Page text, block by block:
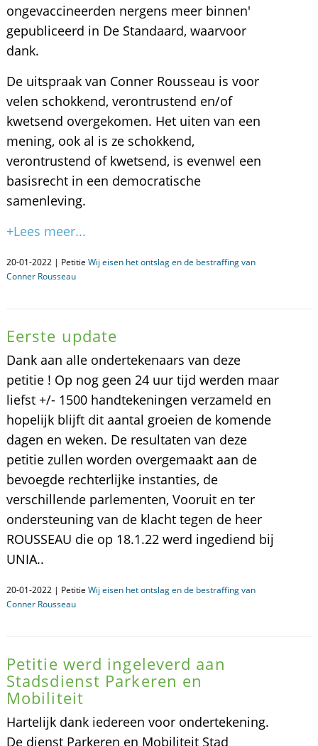
ongevaccineerden nergens meer binnen'
gepubliceerd in De Standaard, waarvoor
dank.
De uitspraak van Conner Rousseau is voor
velen schokkend, verontrustend en/of
kwetsend overgekomen. Het uiten van een
mening, ook al is ze schokkend,
verontrustend of kwetsend, is evenwel een
basisrecht in een democratische
samenleving.
+Lees meer...
20-01-2022 | Petitie Wij eisen het ontslag en de bestraffing van
Conner Rousseau
Eerste update
Dank aan alle ondertekenaars van deze
petitie ! Op nog geen 24 uur tijd werden maar
liefst +/- 1500 handtekeningen verzameld en
hopelijk blijft dit aantal groeien de komende
dagen en weken. De resultaten van deze
petitie zullen worden overgemaakt aan de
bevoegde rechterlijke instanties, de
verschillende parlementen, Vooruit en ter
ondersteuning van de klacht tegen de heer
ROUSSEAU die op 18.1.22 werd ingediend bij
UNIA..
20-01-2022 | Petitie Wij eisen het ontslag en de bestraffing van
Conner Rousseau
Petitie werd ingeleverd aan
Stadsdienst Parkeren en
Mobiliteit
Hartelijk dank iedereen voor ondertekening.
De dienst Parkeren en Mobiliteit Stad